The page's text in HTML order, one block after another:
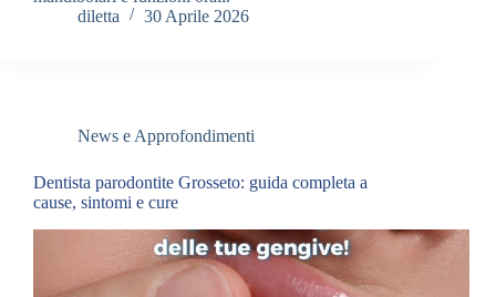
diletta
30 Aprile 2026
News e Approfondimenti
Dentista parodontite Grosseto: guida completa a
cause, sintomi e cure